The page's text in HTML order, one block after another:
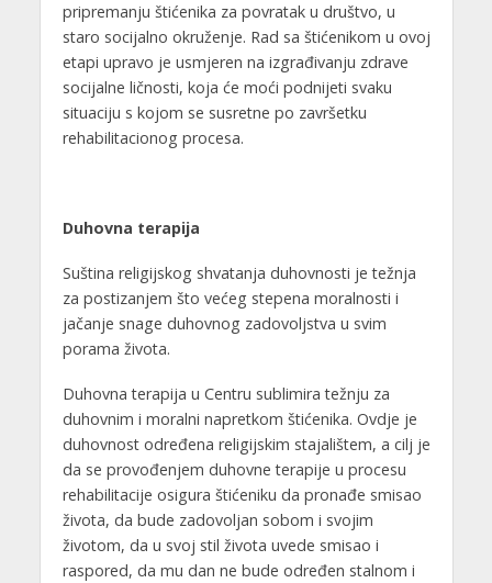
pripremanju štićenika za povratak u društvo, u
staro socijalno okruženje. Rad sa štićenikom u ovoj
etapi upravo je usmjeren na izgrađivanju zdrave
socijalne ličnosti, koja će moći podnijeti svaku
situaciju s kojom se susretne po završetku
rehabilitacionog procesa.
Duhovna terapija
Suština religijskog shvatanja duhovnosti je težnja
za postizanjem što većeg stepena moralnosti i
jačanje snage duhovnog zadovoljstva u svim
porama života.
Duhovna terapija u Centru sublimira težnju za
duhovnim i moralni napretkom štićenika. Ovdje je
duhovnost određena religijskim stajalištem, a cilj je
da se provođenjem duhovne terapije u procesu
rehabilitacije osigura štićeniku da pronađe smisao
života, da bude zadovoljan sobom i svojim
životom, da u svoj stil života uvede smisao i
raspored, da mu dan ne bude određen stalnom i